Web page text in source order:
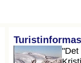
"Det